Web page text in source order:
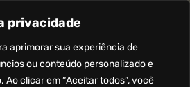
privacidade
aprimorar sua experiência de
ou conteúdo personalizado e
Ao clicar em “Aceitar todos”, você